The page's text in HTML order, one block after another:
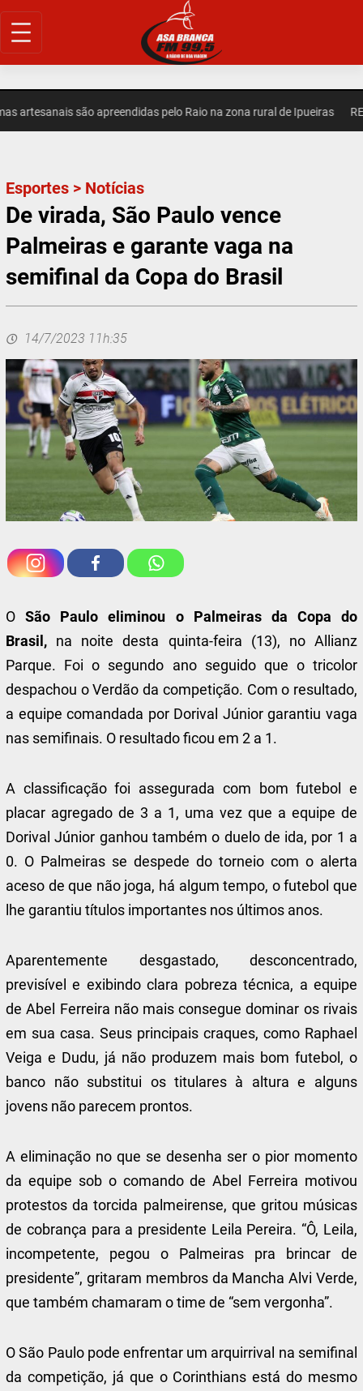
Pular
para
artesanais são apreendidas pelo Raio na zona rural de Ipueiras
Esportes > Notícias
De virada, São Paulo vence
Palmeiras e garante vaga na
semifinal da Copa do Brasil
14/7/2023 11h:35
OSão Paulo eliminou o Palmeiras da Copa do
Brasil, na noite desta quinta-feira (13), no Allianz
Parque. Foi o segundo ano seguido que o tricolor
despachou o Verdão da competição. Com o resultado,
a equipe comandada por Dorival Júnior garantiu vaga
nas semifinais. O resultado ficou em 2 a 1.
A classificação foi assegurada com bom futebol e
placar agregado de 3 a 1, uma vez que a equipe de
Dorival Júnior ganhou também o duelo de ida, por 1 a
0. O Palmeiras se despede do torneio com o alerta
aceso de que não joga, há algum tempo, o futebol que
lhe garantiu títulos importantes nos últimos anos.
Aparentemente desgastado, desconcentrado,
previsível e exibindo clara pobreza técnica, a equipe
de Abel Ferreira não mais consegue dominar os rivais
em sua casa. Seus principais craques, como Raphael
Veiga e Dudu, já não produzem mais bom futebol, o
banco não substitui os titulares à altura e alguns
jovens não parecem prontos.
A eliminação no que se desenha ser o pior momento
da equipe sob o comando de Abel Ferreira motivou
protestos da torcida palmeirense, que gritou músicas
de cobrança para a presidente Leila Pereira. “Ô, Leila,
incompetente, pegou o Palmeiras pra brincar de
presidente”, gritaram membros da Mancha Alvi Verde,
que também chamaram o time de “sem vergonha”.
O São Paulo pode enfrentar um arquirrival na semifinal
da competição, já que o Corinthians está do mesmo